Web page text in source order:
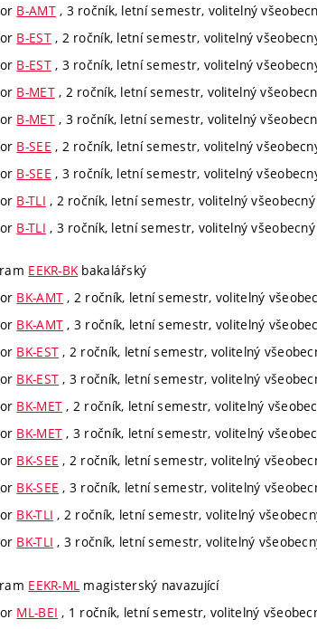
B-AMT, 3 ročník, letní semestr, volitelný
B-EST, 2 ročník, letní semestr, volitelný
B-EST, 3 ročník, letní semestr, volitelný
B-MET, 2 ročník, letní semestr, volitelný
B-MET, 3 ročník, letní semestr, volitelný
B-SEE , 2 ročník, letní semestr, volitelný
B-SEE , 3 ročník, letní semestr, volitelný
B-TLI , 2 ročník, letní semestr, volitelný všeobecný
B-TLI , 3 ročník, letní semestr, volitelný všeobecný
EEKR-BKbakalářský
BK-AMT , 2 ročník, letní semestr, volitelný
BK-AMT , 3 ročník, letní semestr, volitelný
BK-EST , 2 ročník, letní semestr, volitelný
BK-EST , 3 ročník, letní semestr, volitelný
BK-MET , 2 ročník, letní semestr, volitelný
BK-MET , 3 ročník, letní semestr, volitelný
BK-SEE , 2 ročník, letní semestr, volitelný
BK-SEE , 3 ročník, letní semestr, volitelný
BK-TLI , 2 ročník, letní semestr, volitelný
BK-TLI , 3 ročník, letní semestr, volitelný
EEKR-ML magisterský navazující
ML-BEI , 1 ročník, letní semestr, volitelný